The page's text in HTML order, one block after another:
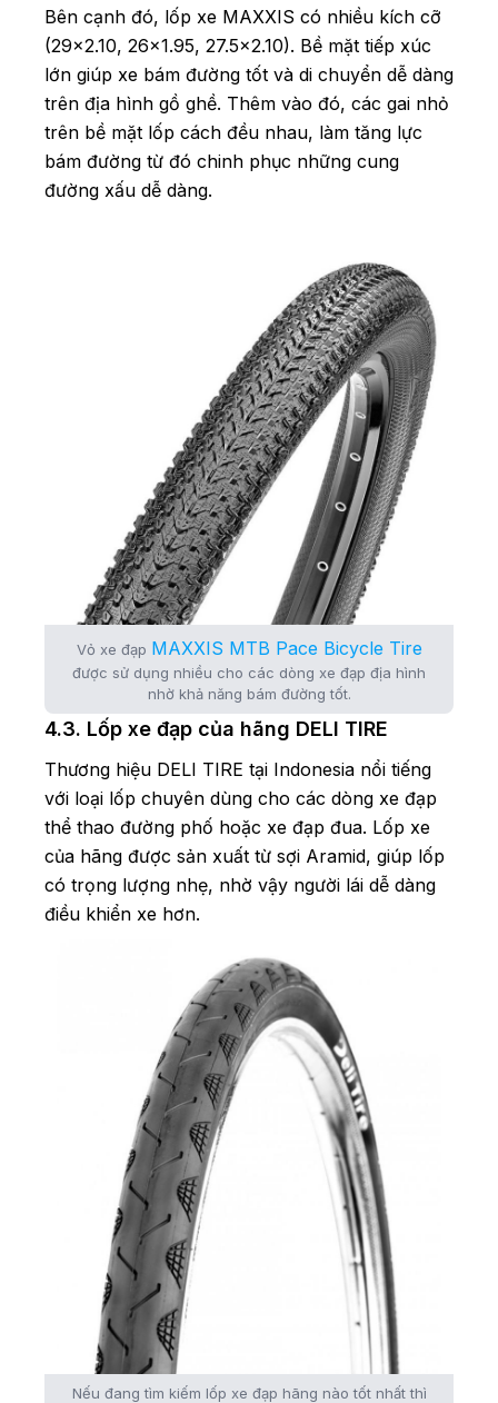
Bên cạnh đó, lốp xe MAXXIS có nhiều kích cỡ
(29×2.10, 26×1.95, 27.5×2.10). Bề mặt tiếp xúc
lớn giúp xe bám đường tốt và di chuyển dễ dàng
trên địa hình gồ ghề. Thêm vào đó, các gai nhỏ
trên bề mặt lốp cách đều nhau, làm tăng lực
bám đường từ đó chinh phục những cung
đường xấu dễ dàng.
Vỏ xe đạp MAXXIS MTB Pace Bicycle Tire
được sử dụng nhiều cho các dòng xe đạp địa hình
nhờ khả năng bám đường tốt.
4.3. Lốp xe đạp của hãng DELI TIRE
Thương hiệu DELI TIRE tại Indonesia nổi tiếng
với loại lốp chuyên dùng cho các dòng xe đạp
thể thao đường phố hoặc xe đạp đua. Lốp xe
của hãng được sản xuất từ sợi Aramid, giúp lốp
có trọng lượng nhẹ, nhờ vậy người lái dễ dàng
điều khiển xe hơn.
Nếu đang tìm kiếm lốp xe đạp hãng nào tốt nhất thì